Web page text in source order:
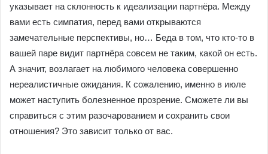
указывает на склонность к идеализации партнёра. Между
вами есть симпатия, перед вами открываются
замечательные перспективы, но… Беда в том, что кто-то в
вашей паре видит партнёра совсем не таким, какой он есть.
А значит, возлагает на любимого человека совершенно
нереалистичные ожидания. К сожалению, именно в июле
может наступить болезненное прозрение. Сможете ли вы
справиться с этим разочарованием и сохранить свои
отношения? Это зависит только от вас.